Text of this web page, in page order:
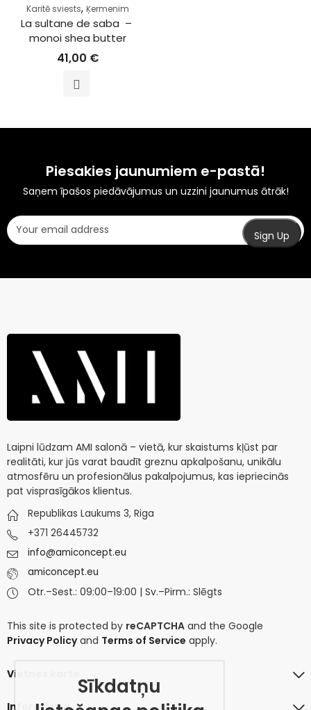
Karitē sviests, Ķermenim
La sultane de saba  –
monoi shea butter
41,00 €
Piesakies jaunumiem e-pastā!
Saņem īpašos piedāvājumus un uzzini jaunumus ātrāk!
Laipni lūdzam AMI salonā – vietā, kur skaistums kļūst par
realitāti, kur jūs varat baudīt greznu apkalpošanu, unikālu
atmosfēru un profesionālus pakalpojumus, kas iepriecinās
pat visprasīgākos klientus.
Republikas Laukums 3, Riga
+371 26445732
info@amiconcept.eu
amiconcept.eu
Otr.–Sest.: 09:00–19:00 | Sv.–Pirm.: Slēgts
This site is protected by reCAPTCHA and the Google
Privacy Policyand Terms of Service apply.
Vietnes karte
Informācija
Sīkdatņu